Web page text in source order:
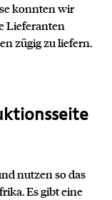
konnten wir
Lieferanten
zügig zu liefern.
nutzen so das
Es gibt eine